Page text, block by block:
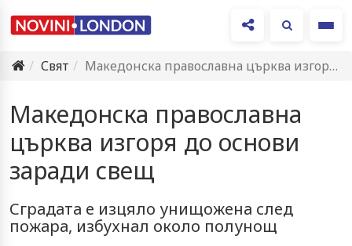
Свят
Македонска православна църква изгоря до основи заради свещ
Македонска православна
църква изгоря до основи
заради свещ
Сградата е изцяло унищожена след
пожара, избухнал около полунощ